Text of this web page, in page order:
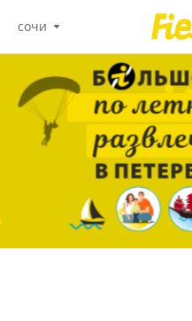
сочи